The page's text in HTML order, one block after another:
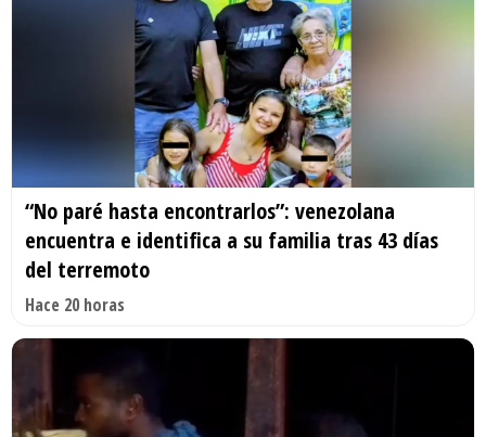
“No paré hasta encontrarlos”: venezolana
encuentra e identifica a su familia tras 43 días
del terremoto
Hace 20 horas